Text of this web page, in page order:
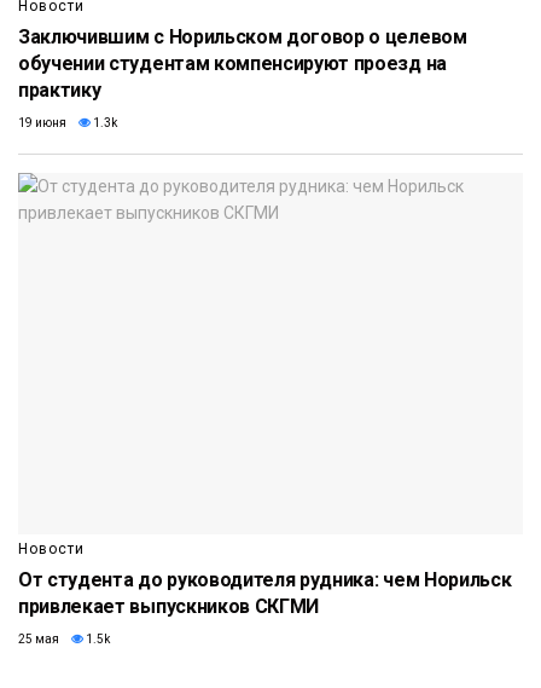
Новости
Заключившим с Норильском договор о целевом
обучении студентам компенсируют проезд на
практику
19 июня 1.3k
Новости
От студента до руководителя рудника: чем Норильск
привлекает выпускников СКГМИ
25 мая 1.5k